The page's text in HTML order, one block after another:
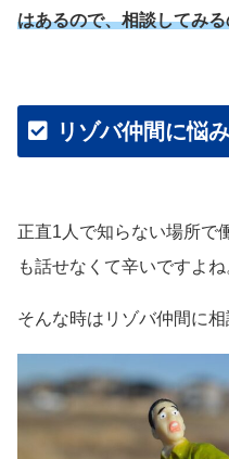
はあるので、相談してみ
リゾバ仲間に悩
正直1人で知らない場所で
も話せなくて辛いですよね
そんな時はリゾバ仲間に相